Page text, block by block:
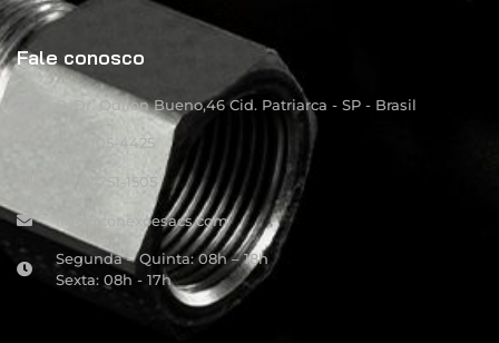
Fale conosco
R: Dr. Odilon Bueno,46 Cid. Patriarca - SP - Brasil
(11) 4105-4425
(11) 94751-1505
info@conexoesacs.com
Segunda – Quinta: 08h – 18h
Sexta: 08h - 17h